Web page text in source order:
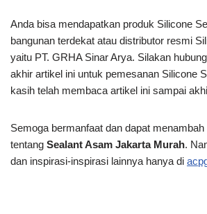
Anda bisa mendapatkan produk Silicone
bangunan terdekat atau distributor resmi
yaitu PT. GRHA Sinar Arya. Silakan
akhir artikel ini untuk pemesanan Silicone
kasih telah membaca artikel ini sampai
Semoga bermanfaat dan dapat
tentang Sealant Asam Jakarta Murah.
dan inspirasi-inspirasi lainnya hanya di